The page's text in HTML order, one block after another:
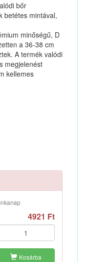
bőr
betétes mintával,
minőségű, D
a 36-38 cm
A termék valódi
megjelenést
kellemes
4921 Ft
Kosárba